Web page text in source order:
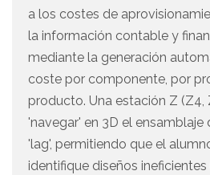
a los costes de
la información contable y
mediante la generación
coste por componente, por
producto. Una estación Z (Z4,
'navegar' en 3D el ensamblaje
'lag', permitiendo que el
identifique diseños ineficientes